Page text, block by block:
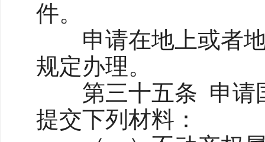
件。
申请在地上或者地
规定办理。
第三十五条 申请国
提交下列材料：